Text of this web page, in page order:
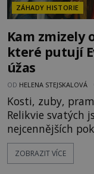
ZÁHADY HISTORIE
Kam zmizely
které putují
úžas
OD HELENA STEJSKALOVÁ
Kosti, zuby,
Relikvie svatých
nejcennějších
mají pečlivě
záhady, krádeže
ZOBRAZIT VÍCE